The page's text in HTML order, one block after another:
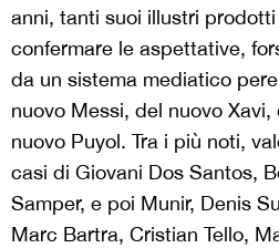
anni, tanti suoi illustri
confermare le aspettative,
da un sistema mediatico
nuovo Messi, del nuovo
nuovo Puyol. Tra i più noti,
casi di Giovani Dos Santos,
Samper, e poi Munir, Denis
Marc Bartra, Cristian Tello,